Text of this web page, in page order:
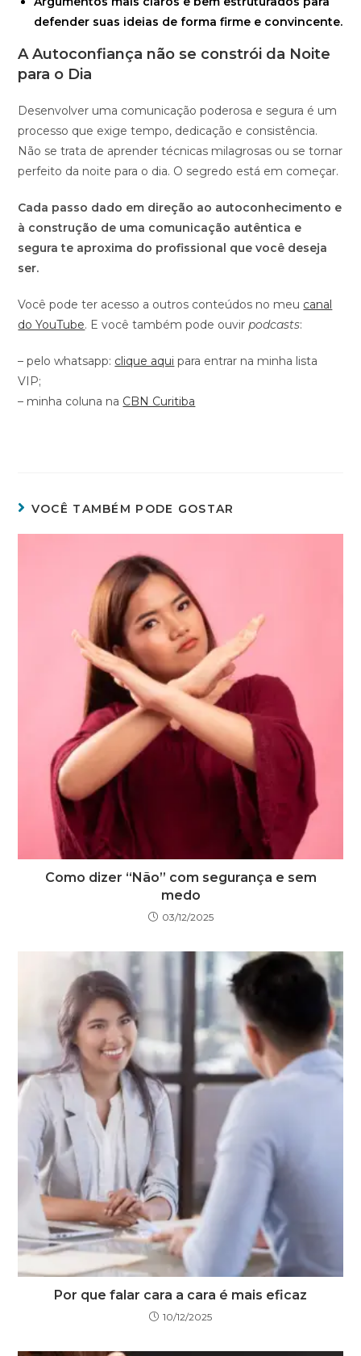
defender suas ideias de forma firme e convincente.
A Autoconfiança não se constrói da Noite
para o Dia
Desenvolver uma comunicação poderosa e segura é um
processo que exige tempo, dedicação e consistência.
Não se trata de aprender técnicas milagrosas ou se tornar
perfeito da noite para o dia. O segredo está em começar.
Cada passo dado em direção ao autoconhecimento e
à construção de uma comunicação autêntica e
segura te aproxima do profissional que você deseja
ser.
Você pode ter acesso a outros conteúdos no meu canal
do YouTube. E você também pode ouvirpodcasts:
– pelo whatsapp: clique aqui para entrar na minha lista
VIP;
– minha coluna na CBN Curitiba
VOCÊ TAMBÉM PODE GOSTAR
Como dizer “Não” com segurança e sem
medo
03/12/2025
Por que falar cara a cara é mais eficaz
10/12/2025